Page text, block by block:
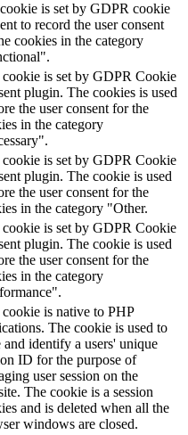
is set by GDPR cookie
to record the user consent
cookies in the category
is set by GDPR Cookie
plugin. The cookies is used
the user consent for the
in the category
is set by GDPR Cookie
plugin. The cookie is used
the user consent for the
in the category "Other.
is set by GDPR Cookie
plugin. The cookie is used
the user consent for the
in the category
is native to PHP
The cookie is used to
and identify a users' unique
ID for the purpose of
user session on the
The cookie is a session
and is deleted when all the
windows are closed.